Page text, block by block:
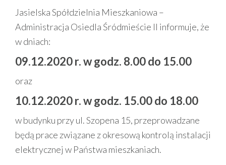
Jasielska Spółdzielnia Mieszkaniowa –
Administracja Osiedla Śródmieście II informuje, że
w dniach:
09.12.2020 r. w godz. 8.00 do 15.00
oraz
10.12.2020 r. w godz. 15.00 do 18.00
w budynku przy ul. Szopena 15, przeprowadzane
będą prace związane z okresową kontrolą instalacji
elektrycznej w Państwa mieszkaniach.